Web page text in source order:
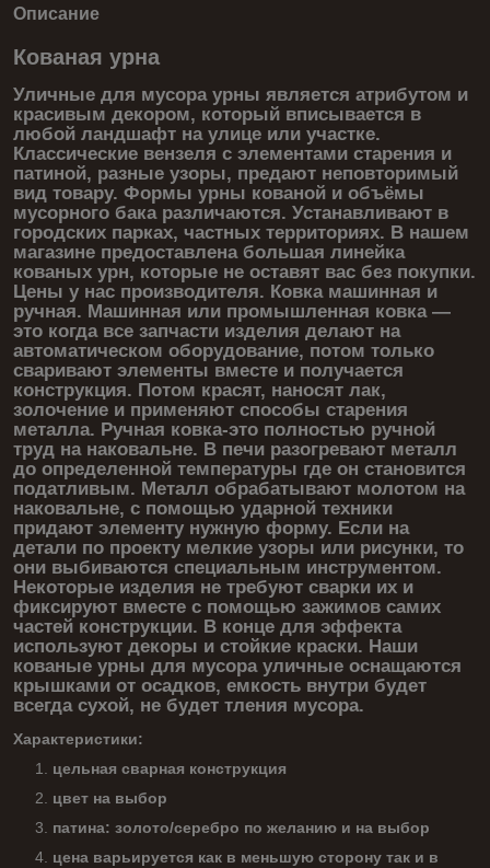
Описание
Кованая урна
Уличные для мусора урны является атрибутом и
красивым декором, который вписывается в
любой ландшафт на улице или участке.
Классические вензеля с элементами старения и
патиной, разные узоры, предают неповторимый
вид товару. Формы урны кованой и объёмы
мусорного бака различаются. Устанавливают в
городских парках, частных территориях. В нашем
магазине предоставлена большая линейка
кованых урн, которые не оставят вас без покупки.
Цены у нас производителя. Ковка машинная и
ручная. Машинная или промышленная ковка —
это когда все запчасти изделия делают на
автоматическом оборудование, потом только
сваривают элементы вместе и получается
конструкция. Потом красят, наносят лак,
золочение и применяют способы старения
металла. Ручная ковка-это полностью ручной
труд на наковальне. В печи разогревают металл
до определенной температуры где он становится
податливым. Металл обрабатывают молотом на
наковальне, с помощью ударной техники
придают элементу нужную форму. Если на
детали по проекту мелкие узоры или рисунки, то
они выбиваются специальным инструментом.
Некоторые изделия не требуют сварки их и
фиксируют вместе с помощью зажимов самих
частей конструкции. В конце для эффекта
используют декоры и стойкие краски. Наши
кованые урны для мусора уличные оснащаются
крышками от осадков, емкость внутри будет
всегда сухой, не будет тления мусора.
Характеристики:
цельная сварная конструкция
цвет на выбор
патина: золото/серебро по желанию и на выбор
цена варьируется как в меньшую сторону так и в